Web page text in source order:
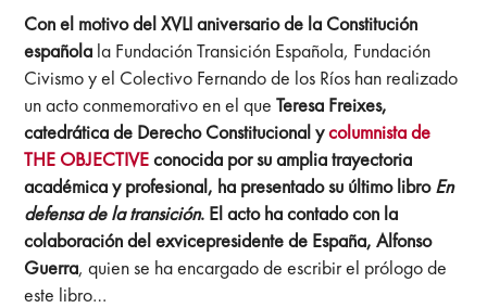
Con el motivo del XVLI aniversario de la Constitución
española la Fundación Transición Española, Fundación
Civismo y el Colectivo Fernando de los Ríos han realizado
un acto conmemorativo en el queTeresa Freixes,
catedrática de Derecho Constitucional ycolumnista de
THE OBJECTIVEconocida por su amplia trayectoria
académica y profesional, ha presentado su último libroEn
defensa de la transición. El acto ha contado con la
colaboración del exvicepresidente de España, Alfonso
Guerra, quien se ha encargado de escribir el prólogo de
este libro…